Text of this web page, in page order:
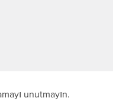
unutmayın.